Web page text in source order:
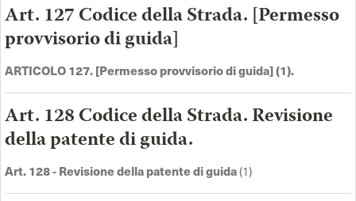
Art. 127 Codice della Strada. [Permesso
provvisorio di guida]
ARTICOLO 127. [Permesso provvisorio di guida] (1).
Art. 128 Codice della Strada. Revisione
della patente di guida.
Art. 128 - Revisione della patente di guida(1)